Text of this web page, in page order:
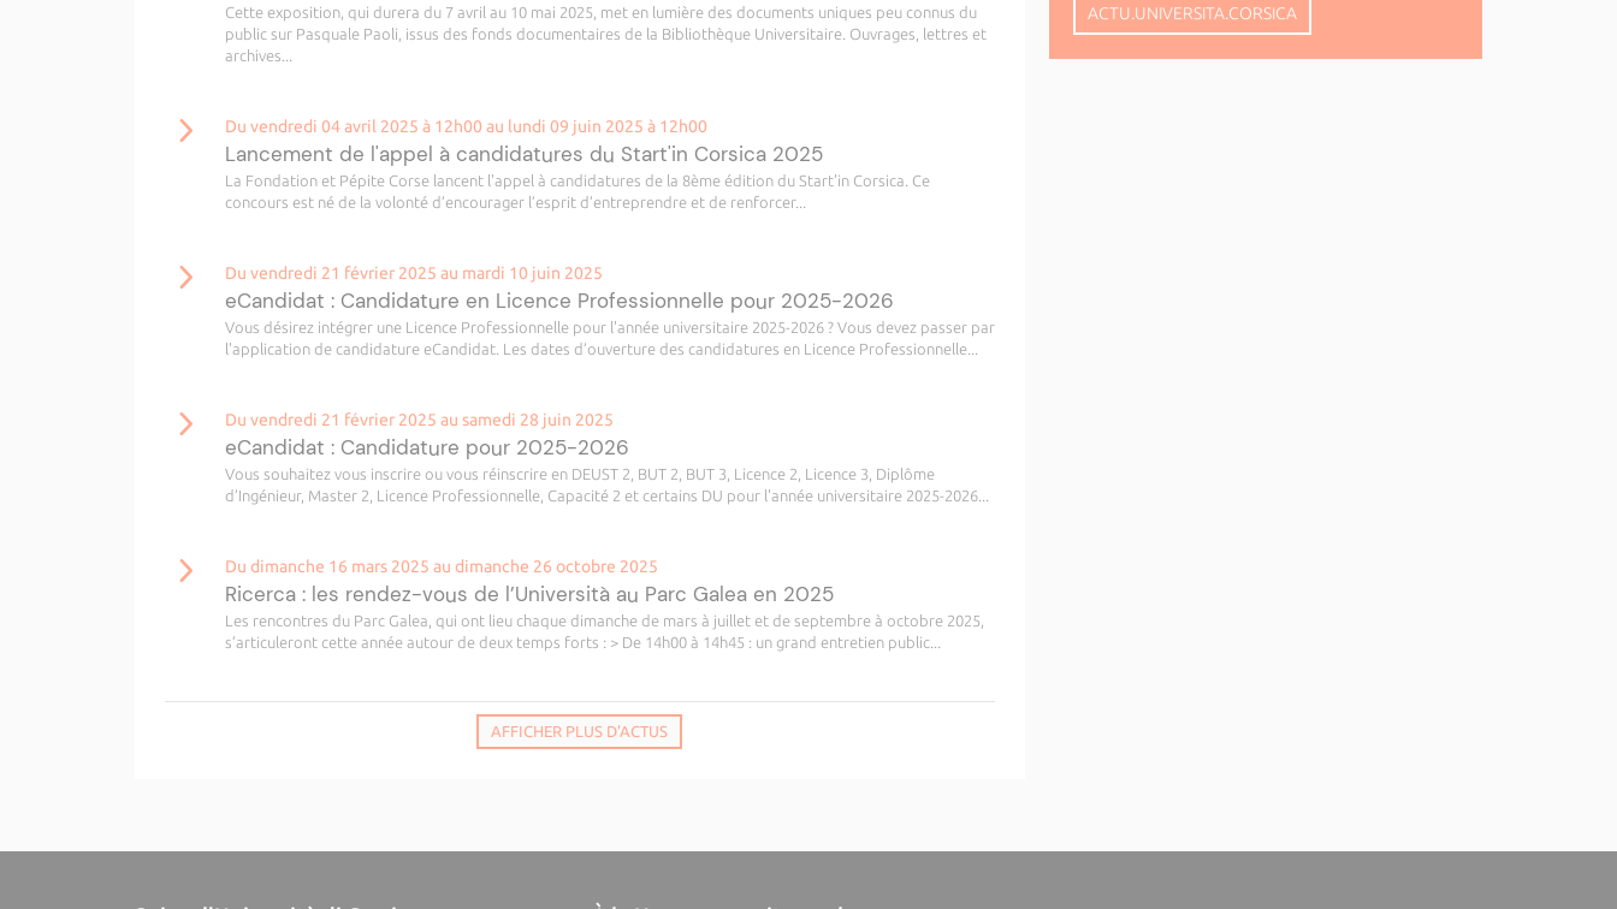
Cette exposition, qui durera du 7 avril au 10 mai 2025, met en lumière des documents uniques peu connus du
public sur Pasquale Paoli, issus des fonds documentaires de la Bibliothèque Universitaire. Ouvrages, lettres et
archives...
Du vendredi 04 avril 2025 à 12h00 au lundi 09 juin 2025 à 12h00
Lancement de l'appel à candidatures du Start'in Corsica 2025
La Fondation et Pépite Corse lancent l'appel à candidatures de la 8ème édition du Start'in Corsica. Ce
concours est né de la volonté d’encourager l’esprit d’entreprendre et de renforcer...
Du vendredi 21 février 2025 au mardi 10 juin 2025
eCandidat : Candidature en Licence Professionnelle pour 2025-2026
Vous désirez intégrer une Licence Professionnelle pour l'année universitaire 2025-2026 ? Vous devez passer par
l'application de candidature eCandidat. Les dates d’ouverture des candidatures en Licence Professionnelle...
Du vendredi 21 février 2025 au samedi 28 juin 2025
eCandidat : Candidature pour 2025-2026
Vous souhaitez vous inscrire ou vous réinscrire en DEUST 2, BUT 2, BUT 3, Licence 2, Licence 3, Diplôme
d’Ingénieur, Master 2, Licence Professionnelle, Capacité 2 et certains DU pour l'année universitaire 2025-2026...
Du dimanche 16 mars 2025 au dimanche 26 octobre 2025
Ricerca : les rendez-vous de l’Università au Parc Galea en 2025
Les rencontres du Parc Galea, qui ont lieu chaque dimanche de mars à juillet et de septembre à octobre 2025,
s’articuleront cette année autour de deux temps forts : > De 14h00 à 14h45 : un grand entretien public...
AFFICHER PLUS D'ACTUS
ACTU.UNIVERSITA.CORSICA